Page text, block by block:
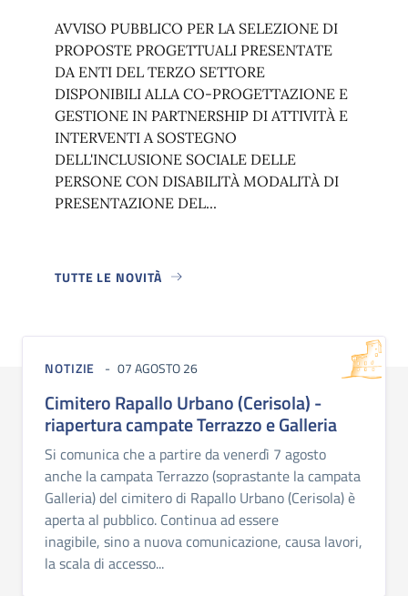
AVVISO PUBBLICO PER LA SELEZIONE DI
PROPOSTE PROGETTUALI PRESENTATE
DA ENTI DEL TERZO SETTORE
DISPONIBILI ALLA CO-PROGETTAZIONE E
GESTIONE IN PARTNERSHIP DI ATTIVITÀ E
INTERVENTI A SOSTEGNO
DELL'INCLUSIONE SOCIALE DELLE
PERSONE CON DISABILITÀ MODALITÀ DI
PRESENTAZIONE DEL...
TUTTE LE NOVITÀ
NOTIZIE 07 AGOSTO 26
Cimitero Rapallo Urbano (Cerisola) -
riapertura campate Terrazzo e Galleria
Si comunica che a partire da venerdì 7 agosto
anche la campata Terrazzo (soprastante la campata
Galleria) del cimitero di Rapallo Urbano (Cerisola) è
aperta al pubblico. Continua ad essere
inagibile, sino a nuova comunicazione, causa lavori,
la scala di accesso...